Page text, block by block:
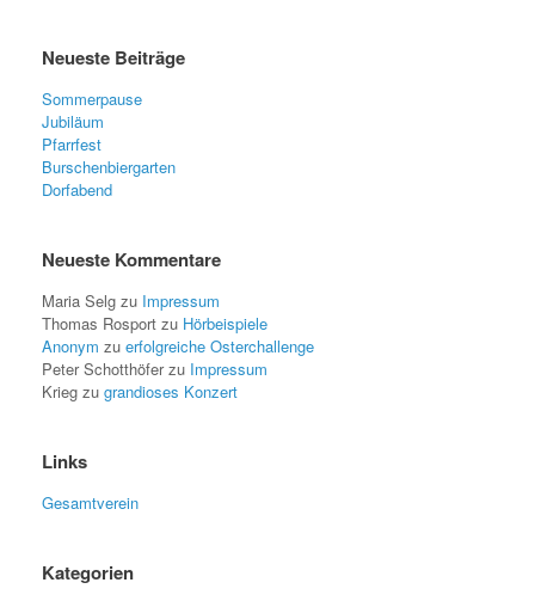
Neueste Beiträge
Sommerpause
Jubiläum
Pfarrfest
Burschenbiergarten
Dorfabend
Neueste Kommentare
Maria Selg zu Impressum
Thomas Rosport zu Hörbeispiele
Anonym zu erfolgreiche Osterchallenge
Peter Schotthöferzu Impressum
Krieg zu grandioses Konzert
Links
Gesamtverein
Kategorien